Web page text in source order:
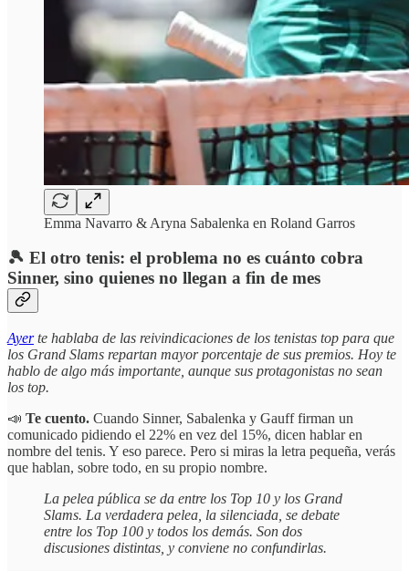
Emma Navarro & Aryna Sabalenka en Roland Garros
🎾 El otro tenis: el problema no es cuánto cobra
Sinner, sino quienes no llegan a fin de mes
Ayerte hablaba de las reivindicaciones de los tenistas top para que
los Grand Slams repartan mayor porcentaje de sus premios. Hoy te
hablo de algo más importante, aunque sus protagonistas no sean
los top.
📣 Te cuento. Cuando Sinner, Sabalenka y Gauff firman un
comunicado pidiendo el 22% en vez del 15%, dicen hablar en
nombre del tenis. Y eso parece. Pero si miras la letra pequeña, verás
que hablan, sobre todo, en su propio nombre.
La pelea pública se da entre los Top 10 y los Grand
Slams. La verdadera pelea, la silenciada, se debate
entre los Top 100 y todos los demás. Son dos
discusiones distintas, y conviene no confundirlas.